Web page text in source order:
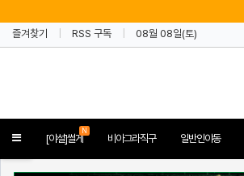
즐겨찾기
RSS 구독 08월 08일(토)
Toggle[야설]썰게
N
비아그라직구 일반인야동